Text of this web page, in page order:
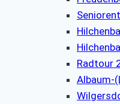
Radtour
Albaum-